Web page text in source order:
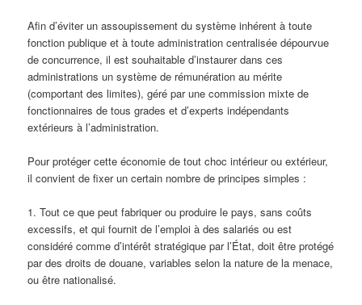
Afin d’éviter un assoupissement du système inhérent à toute
fonction publique et à toute administration centralisée dépourvue
de concurrence, il est souhaitable d’instaurer dans ces
administrations un système de rémunération au mérite
(comportant des limites), géré par une commission mixte de
fonctionnaires de tous grades et d’experts indépendants
extérieurs à l’administration.
Pour protéger cette économie de tout choc intérieur ou extérieur,
il convient de fixer un certain nombre de principes simples :
1. Tout ce que peut fabriquer ou produire le pays, sans coûts
excessifs, et qui fournit de l’emploi à des salariés ou est
considéré comme d’intérêt stratégique par l’État, doit être protégé
par des droits de douane, variables selon la nature de la menace,
ou être nationalisé.